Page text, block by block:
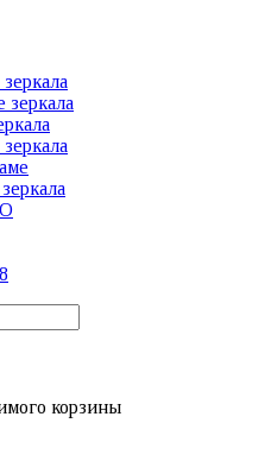
зеркала
корзины